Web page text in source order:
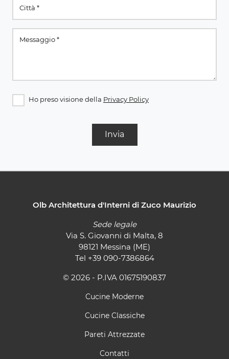
Ho preso visione della Privacy Policy
Invia
Olb Architettura d'Interni di Zuco Maurizio
Sede legale
Via S. Giovanni di Malta, 8
98121 Messina (ME)
Tel +39 090-7386864
© 2026 - P.IVA 01675190837
Cucine Moderne
Cucine Classiche
Pareti Attrezzate
Contatti